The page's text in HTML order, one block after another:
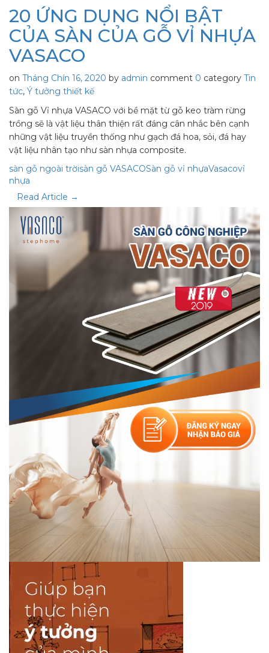
20 ỨNG DỤNG NỔI BẬT
CỦA SÀN CỦA GỖ VỈ NHỰA
VASACO
on Tháng Chín 16, 2020 by admin comment 0 category Tin
tức, Ý tưởng thiết kế
Sàn gỗ Vỉ nhựa VASACO với bề mặt từ gỗ keo tràm rừng
trồng sẽ là vật liệu thân thiện rất đáng cân nhắc bên cạnh
những vật liệu truyền thống như gạch đá hoa, sỏi, đá hay
vật liệu nhân tạo như sàn nhựa composite.
sàn gỗ ngoài trờisàn gỗ VASACOSàn gỗ vỉ nhựaVasacovỉ
nhựa
Read Article →